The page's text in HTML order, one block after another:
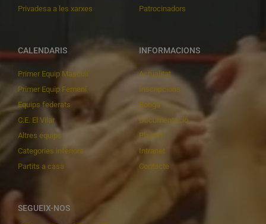
Privadesa a les xarxes
Patrocinadors
CALENDARIS
Primer Equip Masculí
Primer Equip Femení
Equips federats
C.E. El Vilar
Altres equips
Categories inferiors
Partits a casa
INFORMACIONS
Actualitat
Inscripcions
Botiga
Documentació
Playoff
Intranet
Contacte
SEGUEIX-NOS